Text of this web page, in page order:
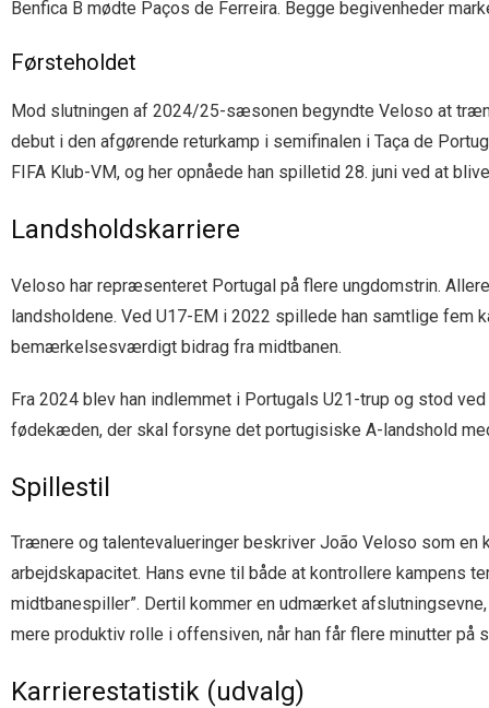
Benfica B mødte Paços de Ferreira. Begge begivenheder
Førsteholdet
Mod slutningen af 2024/25-sæsonen begyndte Veloso at
debut i den afgørende returkamp i semifinalen i Taça de
FIFA Klub-VM, og her opnåede han spilletid 28. juni ved at
Landsholdskarriere
Veloso har repræsenteret Portugal på flere ungdomstrin.
landsholdene. Ved U17-EM i 2022 spillede han samtlige fem
bemærkelsesværdigt bidrag fra midtbanen.
Fra 2024 blev han indlemmet i Portugals U21-trup og stod
fødekæden, der skal forsyne det portugisiske A-landshold
Spillestil
Trænere og talentevalueringer beskriver João Veloso som
arbejdskapacitet. Hans evne til både at kontrollere kampens
midtbanespiller”. Dertil kommer en udmærket
mere produktiv rolle i offensiven, når han får flere minutter på
Karrierestatistik (udvalg)